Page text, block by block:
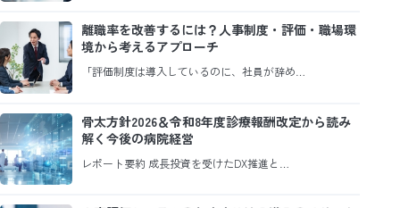
離職率を改善するには？人事制度・評価・職場環
境から考えるアプローチ
「評価制度は導入しているのに、社員が辞め…
骨太方針2026＆令和8年度診療報酬改定から読み
解く今後の病院経営
レポート要約 成長投資を受けたDX推進と…